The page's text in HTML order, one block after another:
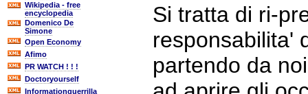
Wikipedia - free
encyclopedia
Domenico De
Simone
Open Economy
Afimo
PR WATCH ! ! !
Doctoryourself
Informationguerrilla
Si tratta di ri-
responsabilita'
partendo da